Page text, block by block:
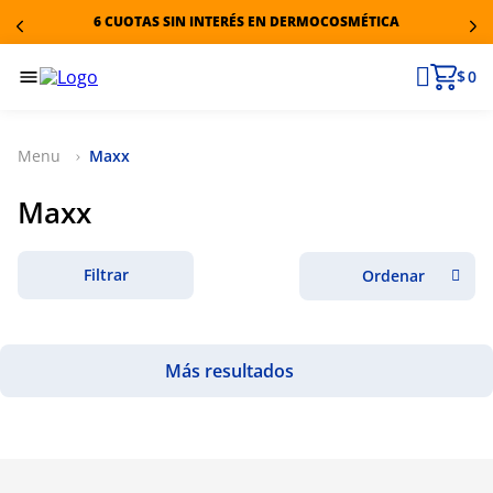
6 CUOTAS SIN INTERÉS EN DERMOCOSMÉTICA
$ 0
Maxx
Maxx
Filtrar